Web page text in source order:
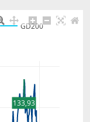
GD200
133,93